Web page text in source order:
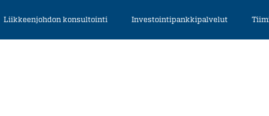
Liikkeenjohdon konsultointi Investointipankkipalvelut